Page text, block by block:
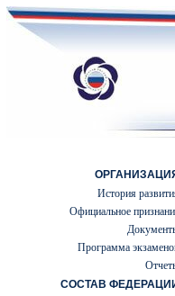
История
Официальное
Программа
СОСТАВ